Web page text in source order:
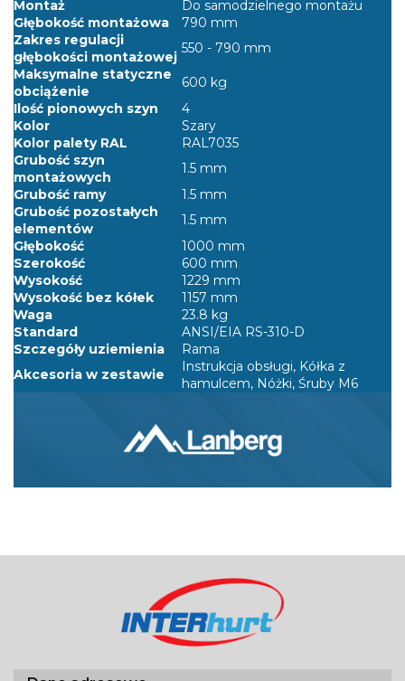
Montaż
Do samodzielnego montażu
Głębokość montażowa
790 mm
Zakres regulacji
głębokości montażowej
550 - 790 mm
Maksymalne statyczne
obciążenie
600 kg
Ilość pionowych szyn
4
Kolor
Szary
Kolor palety RAL
RAL7035
Grubość szyn
montażowych
1.5 mm
Grubość ramy
1.5 mm
Grubość pozostałych
elementów
1.5 mm
Głębokość
1000 mm
Szerokość
600 mm
Wysokość
1229 mm
Wysokość bez kółek
1157 mm
Waga
23.8 kg
Standard
ANSI/EIA RS-310-D
Szczegóły uziemienia
Rama
Akcesoria w zestawie
Instrukcja obsługi, Kółka z
hamulcem, Nóżki, Śruby M6